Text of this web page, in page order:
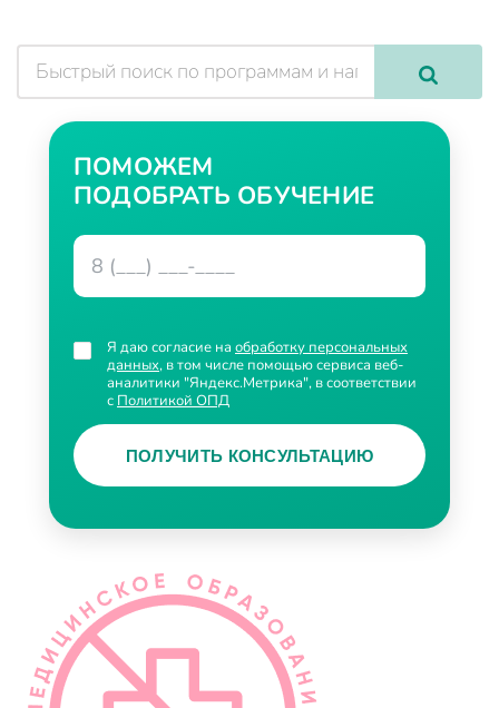
ПОМОЖЕМ
ПОДОБРАТЬ ОБУЧЕНИЕ
Я даю согласие на обработку персональных
данных, в том числе помощью сервиса веб-
аналитики "Яндекс.Метрика", в соответствии
с Политикой ОПД
ПОЛУЧИТЬ КОНСУЛЬТАЦИЮ